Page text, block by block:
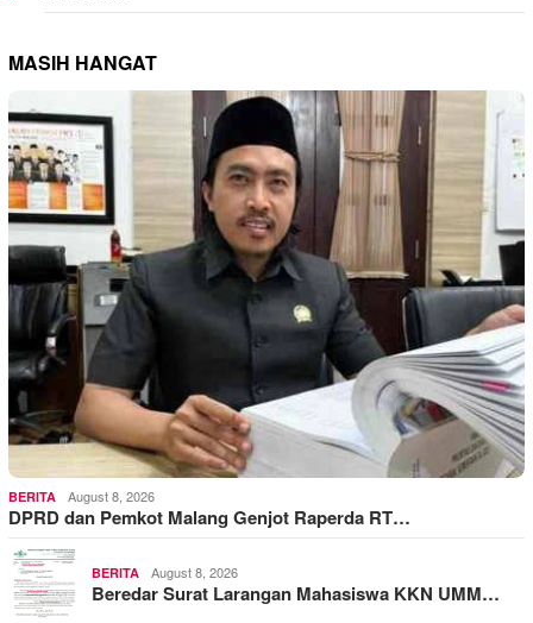
MASIH HANGAT
BERITA August 8, 2026
DPRD dan Pemkot Malang Genjot Raperda RT…
BERITA August 8, 2026
Beredar Surat Larangan Mahasiswa KKN UMM…